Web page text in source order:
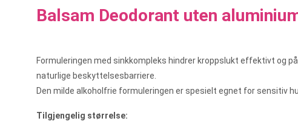
Balsam Deodorant uten
Formuleringen med sinkkompleks hindrer kroppslukt effektivt og
naturlige beskyttelsesbarriere.
Den milde alkoholfrie formuleringen er spesielt egnet for sensitiv
Tilgjengelig størrelse: